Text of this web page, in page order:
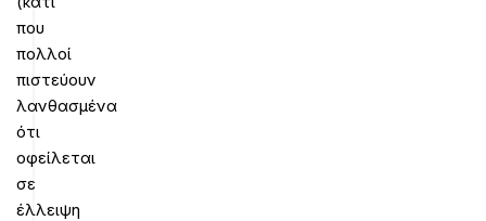
που
πολλοί
πιστεύουν
λανθασμένα
ότι
οφείλεται
σε
έλλειψη